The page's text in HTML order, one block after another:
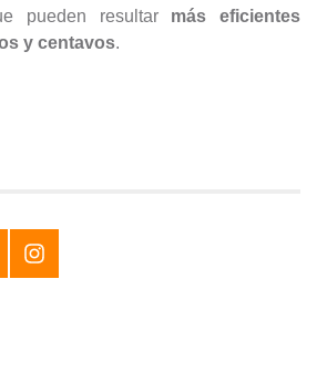
pueden resultar más eficientes
y centavos.
I